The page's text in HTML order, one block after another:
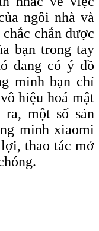
ngôi nhà và
chắn được
bạn trong tay
đang có ý đồ
minh bạn chỉ
hiệu hoá mật
một số sản
minh xiaomi
thao tác mở